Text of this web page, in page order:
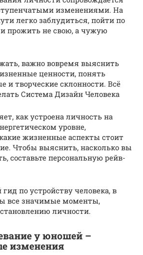
изменениями. На
легко заблудиться, пойти по
и прожить не свою, а чужую
важно вовремя выяснить
ценности, понять
и творческие склонности. Всё
Система Дизайн Человека
как устроена личность на
уровне,
жизненные аспекты стоит
Чтобы выяснить, насколько вы
составьте персональную рейв-
по устройству человека, в
все значимые моменты,
личности.
у юношей –
изменения